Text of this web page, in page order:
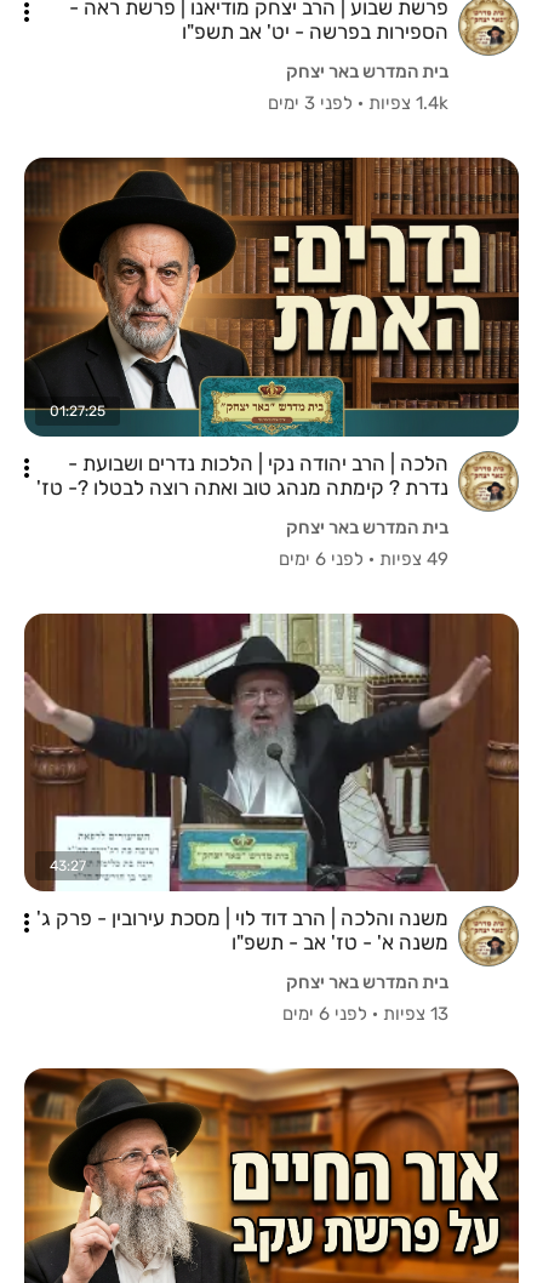
פרשת שבוע | הרב יצחק מודיאנו | פרשת ראה -
הספירות בפרשה - יט' אב תשפ"ו
בית המדרש באר יצחק
1.4k צפיות
· לפני 3 ימים
01:27:25
הלכה | הרב יהודה נקי | הלכות נדרים ושבועת -
נדרת ? קימתה מנהג טוב ואתה רוצה לבטלו ?- טז'
בית המדרש באר יצחק
49 צפיות
· לפני 6 ימים
43:27
משנה והלכה | הרב דוד לוי | מסכת עירובין - פרק ג'
משנה א' - טז' אב - תשפ"ו
בית המדרש באר יצחק
13 צפיות
· לפני 6 ימים